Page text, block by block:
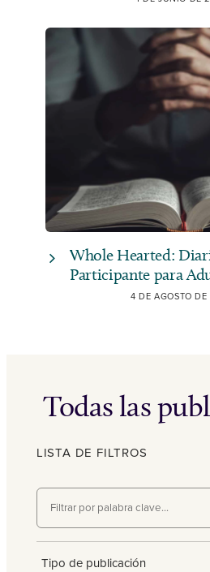
Whole Hearted:
Participante para
4 DE AGOSTO
Todas las
LISTA DE FILTROS
Tipo de publicación